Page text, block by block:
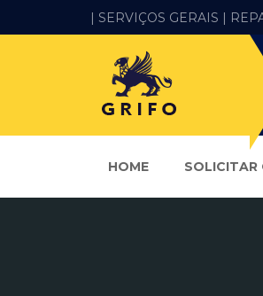
| SERVIÇOS GERAIS |
HOME SOLICITAR